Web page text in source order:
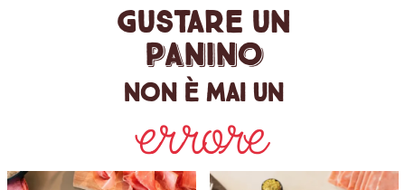
Gustare un
panino
non è mai un
errore